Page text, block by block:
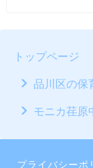
トップページ
品川区の保
モニカ荏原
プライバシーポ